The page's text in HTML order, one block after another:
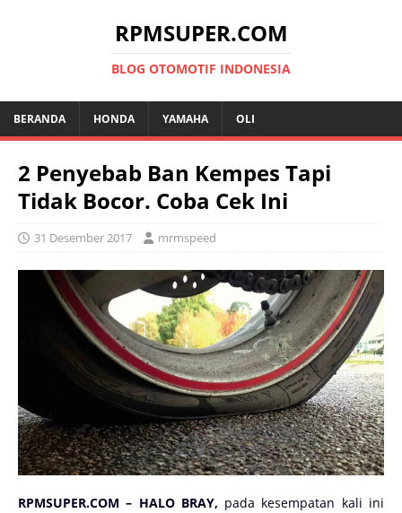
RPMSUPER.COM
BLOG OTOMOTIF INDONESIA
BERANDA HONDA YAMAHA OLI
2 Penyebab Ban Kempes Tapi
Tidak Bocor. Coba Cek Ini
31 Desember 2017 mrmspeed
RPMSUPER.COM – HALO BRAY, pada kesempatan kali ini